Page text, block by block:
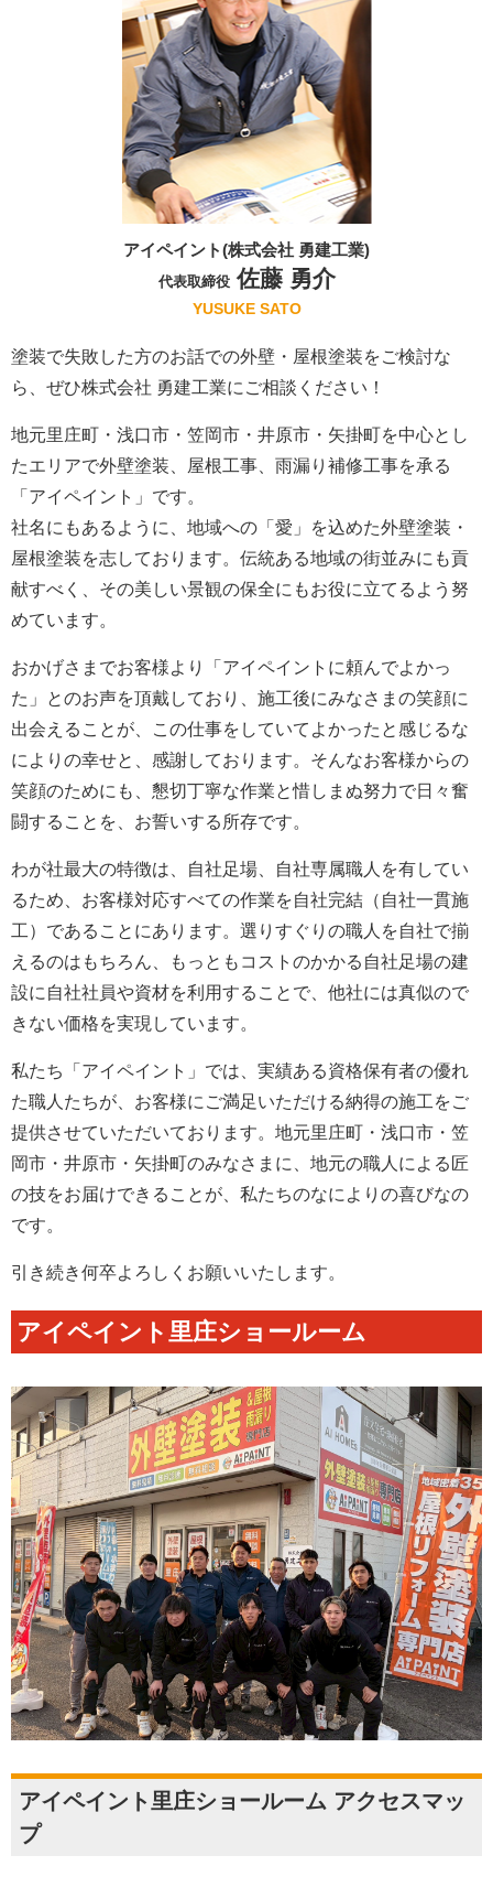
アイペイント(株式会社 勇建工業)
代表取締役佐藤 勇介
YUSUKE SATO
塗装で失敗した方のお話での外壁・屋根塗装をご検討な
ら、ぜひ株式会社 勇建工業にご相談ください！
地元里庄町・浅口市・笠岡市・井原市・矢掛町を中心とし
たエリアで外壁塗装、屋根工事、雨漏り補修工事を承る
「アイペイント」です。
社名にもあるように、地域への「愛」を込めた外壁塗装・
屋根塗装を志しております。伝統ある地域の街並みにも貢
献すべく、その美しい景観の保全にもお役に立てるよう努
めています。
おかげさまでお客様より「アイペイントに頼んでよかっ
た」とのお声を頂戴しており、施工後にみなさまの笑顔に
出会えることが、この仕事をしていてよかったと感じるな
によりの幸せと、感謝しております。そんなお客様からの
笑顔のためにも、懇切丁寧な作業と惜しまぬ努力で日々奮
闘することを、お誓いする所存です。
わが社最大の特徴は、自社足場、自社専属職人を有してい
るため、お客様対応すべての作業を自社完結（自社一貫施
工）であることにあります。選りすぐりの職人を自社で揃
えるのはもちろん、もっともコストのかかる自社足場の建
設に自社社員や資材を利用することで、他社には真似ので
きない価格を実現しています。
私たち「アイペイント」では、実績ある資格保有者の優れ
た職人たちが、お客様にご満足いただける納得の施工をご
提供させていただいております。地元里庄町・浅口市・笠
岡市・井原市・矢掛町のみなさまに、地元の職人による匠
の技をお届けできることが、私たちのなによりの喜びなの
です。
引き続き何卒よろしくお願いいたします。
アイペイント里庄ショールーム
アイペイント里庄ショールーム アクセスマッ
プ